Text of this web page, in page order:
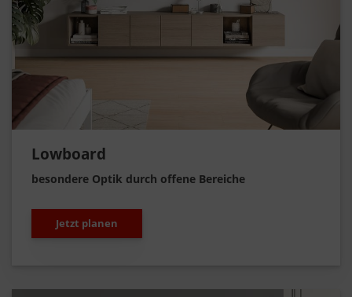
Lowboard
besondere Optik durch offene Bereiche
Jetzt planen